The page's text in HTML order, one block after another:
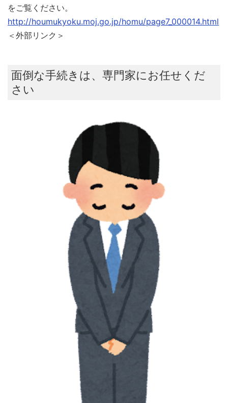
をご覧ください。
http://houmukyoku.moj.go.jp/homu/page7_000014.html
＜外部リンク＞
面倒な手続きは、専門家にお任せくだ
さい